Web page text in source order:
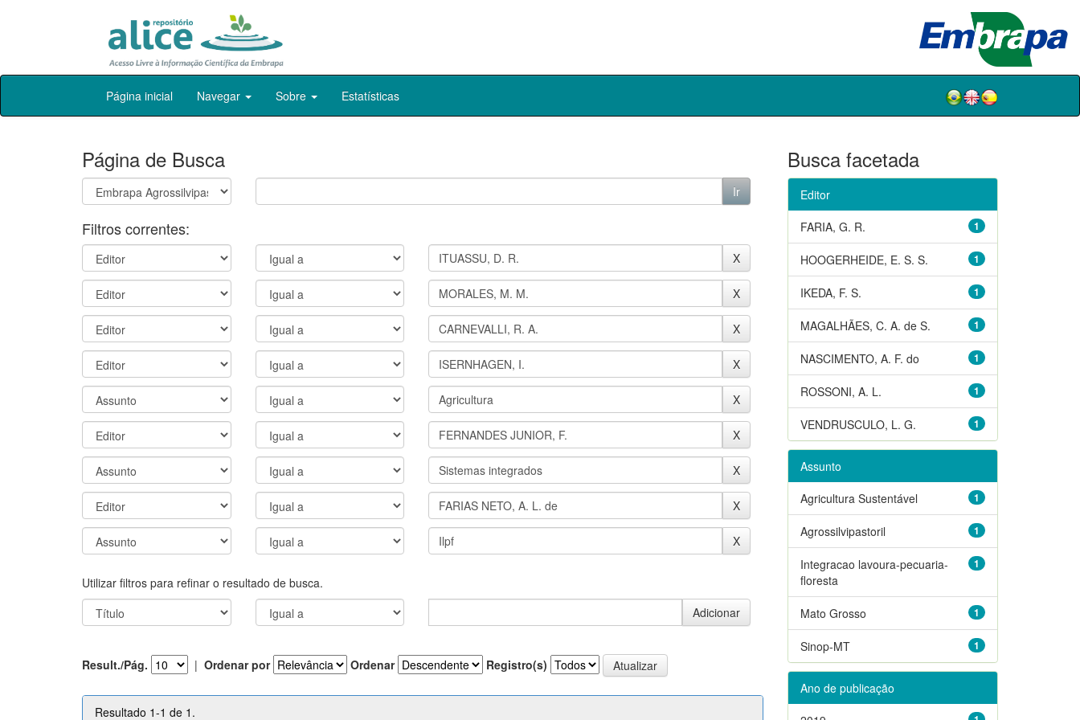
Skip
Página inicial Navegar Sobre Estatísticas
Página de Busca
Filtros correntes:
Utilizar filtros para refinar o resultado de busca.
Result./Pág. | Ordenar por Ordenar Registro(s)
Resultado 1-1 de 1.
Busca facetada
Editor
1
FARIA, G. R.
1
HOOGERHEIDE, E. S. S.
1
IKEDA, F. S.
1
MAGALHÃES, C. A. de S.
1
NASCIMENTO, A. F. do
1
ROSSONI, A. L.
1
VENDRUSCULO, L. G.
Assunto
1
Agricultura Sustentável
1
Agrossilvipastoril
1
Integracao lavoura-pecuaria-
floresta
1
Mato Grosso
1
Sinop-MT
Ano de publicação